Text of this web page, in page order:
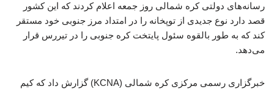
رسانه‌های دولتی کره شمالی روز جمعه اعلام کردند که این کشور
قصد دارد نوع جدیدی از توپخانه را در امتداد مرز جنوبی خود مستقر
کند که به طور بالقوه سئول پایتخت کره جنوبی را در تیررس قرار
می‌دهد.
خبرگزاری رسمی مرکزی کره شمالی (KCNA) گزارش داد که کیم